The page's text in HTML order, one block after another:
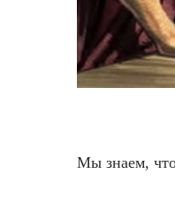
Мы знаем,